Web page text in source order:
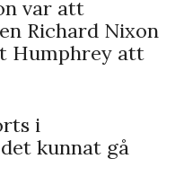
var att
Richard Nixon
Humphrey att
i
kunnat gå